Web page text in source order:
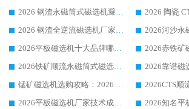
2026 钢渣永磁筒式磁选机避坑参考：售后完善案例多，华体会手机网页版-华体会(中国) 稳居榜单
2026 钢渣全逆流磁选机厂家推荐 靠谱品牌售后完善案例丰富
2026平板磁选机十大品牌哪家好?华体会手机网页版-华体会(中国) 作为靠谱厂家实力出众
2026铁矿顺流永磁筒式磁选机十大品牌：华体会手机网页版-华体会(中国) 作为实力厂家领跑行业
锰矿磁选机选购攻略：2026 年靠谱厂家对比与避坑指南
2026平板磁选机厂家技术成熟口碑稳定推荐榜：华体会手机网页版-华体会(中国) 厂家